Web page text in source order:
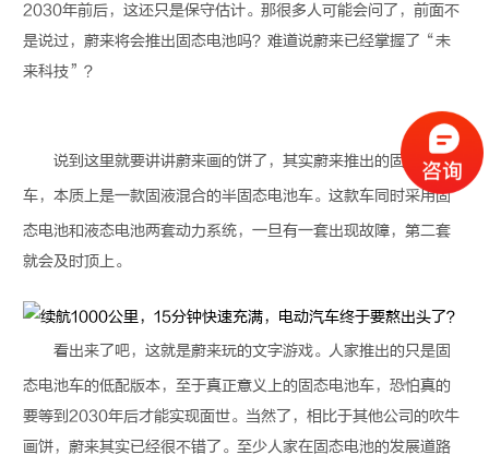
2030年前后，这还只是保守估计。那很多人可能会问了，前面不
是说过，蔚来将会推出固态电池吗？难道说蔚来已经掌握了“未
来科技”？
说到这里就要讲讲蔚来画的饼了，其实蔚来推出的固态电池
车，本质上是一款固液混合的半固态电池车。这款车同时采用固
态电池和液态电池两套动力系统，一旦有一套出现故障，第二套
就会及时顶上。
看出来了吧，这就是蔚来玩的文字游戏。人家推出的只是固
态电池车的低配版本，至于真正意义上的固态电池车，恐怕真的
要等到2030年后才能实现面世。当然了，相比于其他公司的吹牛
画饼，蔚来其实已经很不错了。至少人家在固态电池的发展道路